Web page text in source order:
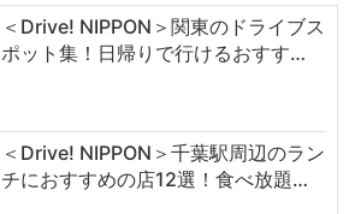
＜Drive! NIPPON＞関東のドライブス
ポット集！日帰りで行けるおすす…
＜Drive! NIPPON＞千葉駅周辺のラン
チにおすすめの店12選！食べ放題…